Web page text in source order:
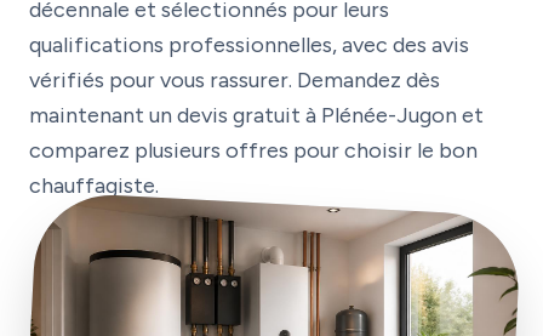
décennale et sélectionnés pour leurs
qualifications professionnelles, avec des avis
vérifiés pour vous rassurer. Demandez dès
maintenant un devis gratuit à Plénée-Jugon et
comparez plusieurs offres pour choisir le bon
chauffagiste.